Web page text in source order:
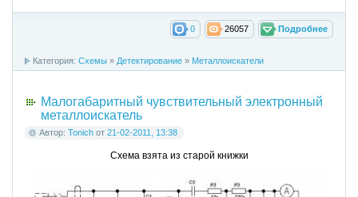
Подробнее
26057
0
Категория: Схемы » Детектирование » Металлоискатели
Малогабаритный чувствительный электронный
металлоискатель
Автор: Tonich от 21-02-2011, 13:38
Схема взята из старой книжки